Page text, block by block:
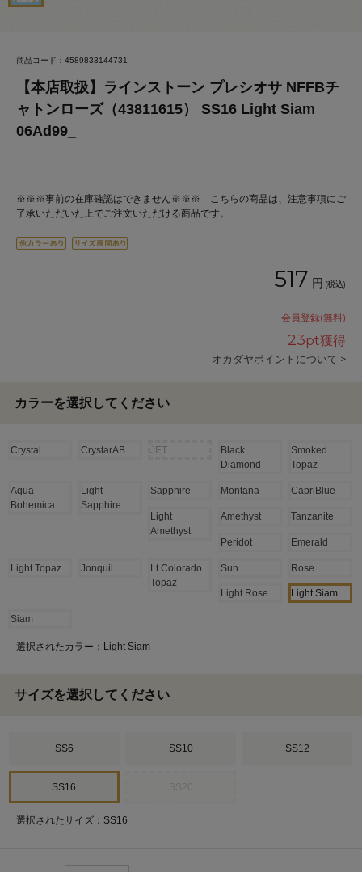
商品コード：4589833144731
【本店取扱】ラインストーン プレシオサ NFFBチ
ャトンローズ（43811615） SS16 Light Siam
06Ad99_
※※※事前の在庫確認はできません※※※ こちらの商品は、注意事項にご
了承いただいた上でご注文いただける商品です。
517 円 (税込)
会員登録(無料)
23pt獲得
オカダヤポイントについて >
カラーを選択してください
Crystal CrystarAB JET
Black
Diamond
Smoked
Topaz
Aqua
Bohemica
Light
Sapphire
Sapphire Montana CapriBlue
Light
Amethyst
Amethyst Tanzanite
Peridot Emerald
Light Topaz Jonquil
Lt.Colorado
Topaz
Sun Rose
Light Rose Light Siam
Siam
選択されたカラー：Light Siam
サイズを選択してください
SS6 SS10 SS12
SS16
選択されたサイズ：SS16